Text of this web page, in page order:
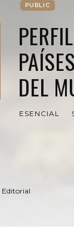
PUBLIC
DEL
ESENCIAL
Editorial